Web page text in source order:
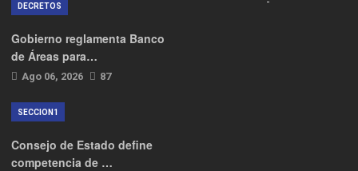
Gobierno reglamenta Banco
de Áreas para…
Ago 06, 2026 87
DECRETOS
Consejo de Estado define
competencia de …
SECCION1